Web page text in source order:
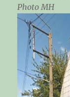
Photo MH